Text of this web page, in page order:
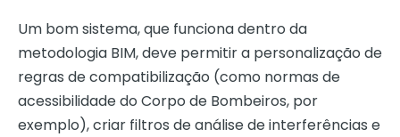
Um bom sistema, que funciona dentro da
metodologia BIM, deve permitir a personalização de
regras de compatibilização (como normas de
acessibilidade do Corpo de Bombeiros, por
exemplo), criar filtros de análise de interferências e